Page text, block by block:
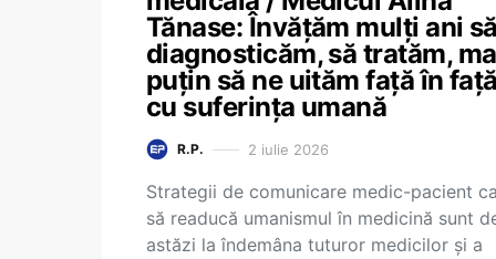
Tănase: Învățăm mulți ani să
diagnosticăm, să tratăm,
puțin să ne uităm față în față
cu suferința umană
R.P. 2 iulie 2026
Strategii de comunicare medic-pacient
să readucă umanismul în medicină sunt
astăzi la îndemâna tuturor medicilor și a